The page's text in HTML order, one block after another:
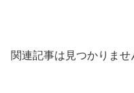
関連記事は見つかりませ